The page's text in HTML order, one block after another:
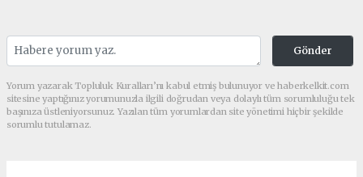
Gönder
Yorum yazarak Topluluk Kuralları’nı kabul etmiş bulunuyor ve haberkelkit.com
sitesine yaptığınız yorumunuzla ilgili doğrudan veya dolaylı tüm sorumluluğu tek
başınıza üstleniyorsunuz. Yazılan tüm yorumlardan site yönetimi hiçbir şekilde
sorumlu tutulamaz.